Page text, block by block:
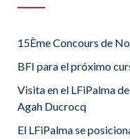
15Ème Concours de
BFI para el próximo
Visita en el LFiPalma
Agah Ducrocq
El LFiPalma se